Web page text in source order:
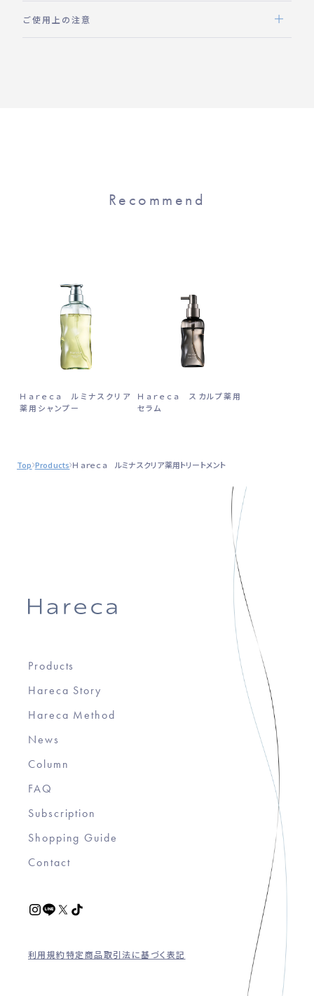
ご使用上の注意
Recommend
Ｈａｒｅｃａ ルミナスクリア
薬用シャンプー
Ｈａｒｅｃａ スカルプ薬用
セラム
Top Products Ｈａｒｅｃａ ルミナスクリア薬用トリートメント
Products
Hareca Story
Hareca Method
News
Column
FAQ
Subscription
Shopping Guide
Contact
利用規約特定商品取引法に基づく表記